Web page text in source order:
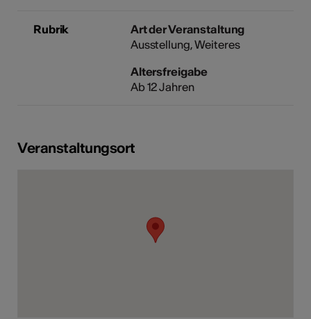
Rubrik
Art der Veranstaltung
Ausstellung Weiteres
Altersfreigabe
Ab 12 Jahren
Veranstaltungsort